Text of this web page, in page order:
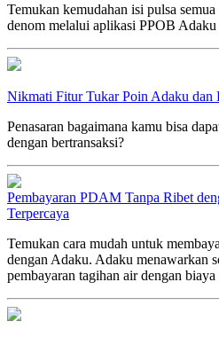
Temukan kemudahan isi pulsa
denom melalui aplikasi PPOB Adaku
Nikmati Fitur Tukar Poin Adaku dan
Penasaran bagaimana kamu bisa
dengan bertransaksi?
Pembayaran PDAM Tanpa Ribet
Terpercaya
Temukan cara mudah untuk
dengan Adaku. Adaku menawarkan
pembayaran tagihan air dengan